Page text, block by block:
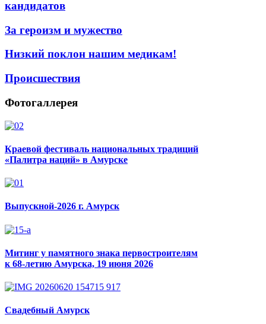
кандидатов
За героизм и мужество
Низкий поклон нашим медикам!
Происшествия
Фотогаллерея
Краевой фестиваль национальных традиций
«Палитра наций» в Амурске
Выпускной-2026 г. Амурск
Митинг у памятного знака первостроителям
к 68-летию Амурска, 19 июня 2026
Свадебный Амурск